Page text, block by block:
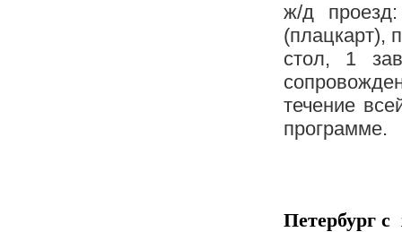
ж/д
(плацкарт),
стол, 1
течение
программе.
Петербург